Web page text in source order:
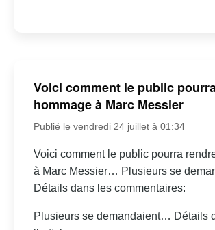
Voici comment le public
hommage à Marc Messier
Publié le vendredi 24 juillet à 01:34
Voici comment le public pourra
à Marc Messier… Plusieurs se
Détails dans les commentaires:
Plusieurs se demandaient… Détails